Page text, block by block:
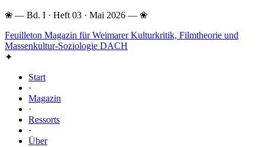
❀ — Bd. I · Heft 03 · Mai 2026 — ❀
Feuilleton Magazin für Weimarer Kulturkritik, Filmtheorie und
Massenkultur-Soziologie DACH
✦
Start
·
Magazin
·
Ressorts
·
Über